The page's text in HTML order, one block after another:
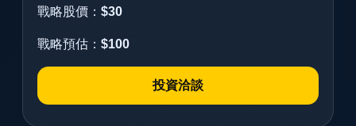
戰略股價： $30
戰略預估： $100
投資洽談